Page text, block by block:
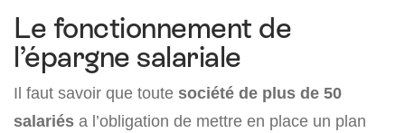
Le fonctionnement de
l’épargne salariale
Il faut savoir que toute société de plus de 50
salariés a l’obligation de mettre en place un plan